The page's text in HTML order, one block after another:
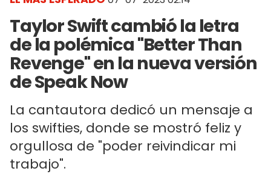
Taylor Swift cambió la letra
de la polémica "Better Than
Revenge" en la nueva versión
de Speak Now
La cantautora dedicó un mensaje a
los swifties, donde se mostró feliz y
orgullosa de "poder reivindicar mi
trabajo".